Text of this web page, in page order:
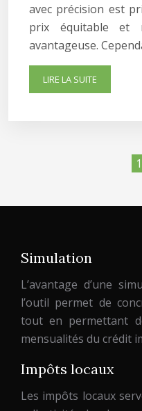
avec précision est
prix équitable et
avantageuse.
LIRE LA SUITE
1
Simulation
L’avantage d’une
l’outil permet de
tout en permettant
mensualités du crédit
Impôts locaux
Les impôts locaux